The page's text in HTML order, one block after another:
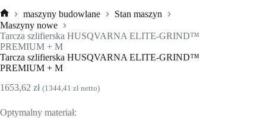
Strona
główna
maszyny budowlane
Stan maszyn
Maszyny nowe
Tarcza szlifierska HUSQVARNA ELITE-GRIND™
PREMIUM + M
Tarcza szlifierska HUSQVARNA ELITE-GRIND™
PREMIUM + M
1653,62 zł (1344,41 zł netto)
Optymalny materiał: